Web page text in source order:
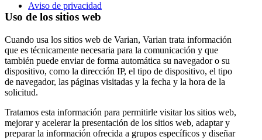
Aviso de privacidad
Uso de los sitios web
Cuando usa los sitios web de Varian, Varian trata información
que es técnicamente necesaria para la comunicación y que
también puede enviar de forma automática su navegador o su
dispositivo, como la dirección IP, el tipo de dispositivo, el tipo
de navegador, las páginas visitadas y la fecha y la hora de la
solicitud.
Tratamos esta información para permitirle visitar los sitios web,
mejorar y acelerar la presentación de los sitios web, adaptar y
preparar la información ofrecida a grupos específicos y diseñar